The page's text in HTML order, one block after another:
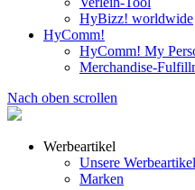
HyBizz! worldwide
HyComm!
HyComm! My
Merchandise-
Nach oben scrollen
Werbeartikel
Unsere Werbeartikel
Marken